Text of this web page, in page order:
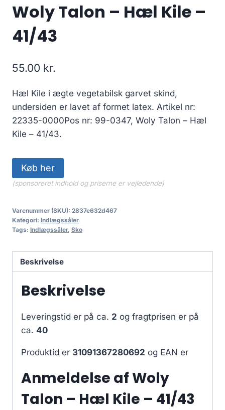
Woly Talon – Hæl Kile –
41/43
55.00 kr.
Hæl Kile i ægte vegetabilsk garvet skind,
undersiden er lavet af formet latex. Artikel nr:
22335-0000Pos nr: 99-0347, Woly Talon – Hæl
Kile – 41/43.
Køb her
(sponsoreret indhold og priserne er vejledende)
Varenummer (SKU): 2837e632d467
Kategori: Indlægssåler
Tags: Indlægssåler, Sko
Beskrivelse
Beskrivelse
Leveringstid er på ca. 2 og fragtprisen er på
ca. 40
Produktid er 31091367280692 og EAN er
Anmeldelse af Woly
Talon – Hæl Kile – 41/43